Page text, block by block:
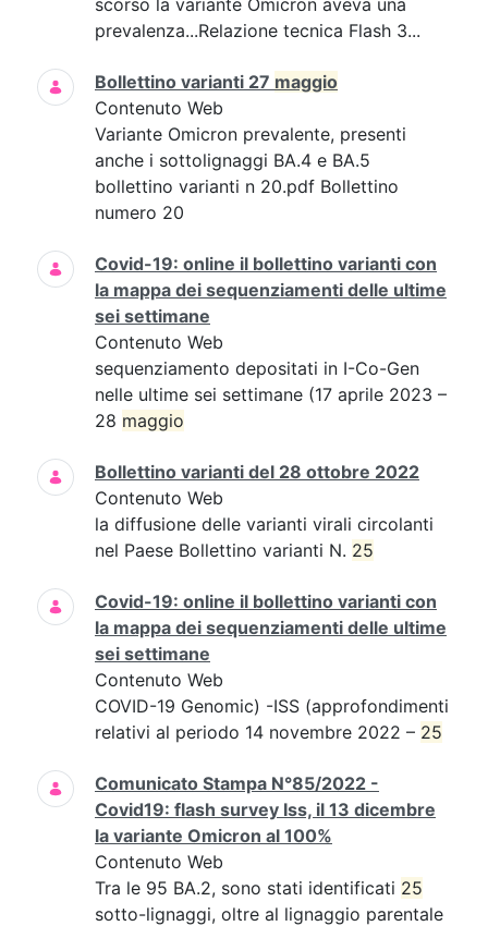
scorso la variante Omicron aveva una
prevalenza...Relazione tecnica Flash 3...
Bollettino varianti 27 maggio
Contenuto Web
Variante Omicron prevalente, presenti
anche i sottolignaggi BA.4 e BA.5
bollettino varianti n 20.pdf Bollettino
numero 20
Covid-19: online il bollettino varianti con
la mappa dei sequenziamenti delle ultime
sei settimane
Contenuto Web
sequenziamento depositati in I-Co-Gen
nelle ultime sei settimane (17 aprile 2023 –
28 maggio
Bollettino varianti del 28 ottobre 2022
Contenuto Web
la diffusione delle varianti virali circolanti
nel Paese Bollettino varianti N. 25
Covid-19: online il bollettino varianti con
la mappa dei sequenziamenti delle ultime
sei settimane
Contenuto Web
COVID-19 Genomic) -ISS (approfondimenti
relativi al periodo 14 novembre 2022 – 25
Comunicato Stampa N°85/2022 -
Covid19: flash survey Iss, il 13 dicembre
la variante Omicron al 100%
Contenuto Web
Tra le 95 BA.2, sono stati identificati 25
sotto-lignaggi, oltre al lignaggio parentale